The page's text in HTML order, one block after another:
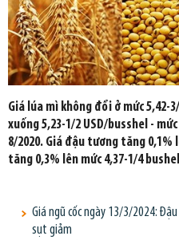
Giá lúa mì không đổi ở mức 5,42-
xuống 5,23-1/2 USD/busshel -
8/2020. Giá đậu tương tăng 0,1%
tăng 0,3% lên mức 4,37-1/4
Giá ngũ cốc ngày 13/3/2024:
sụt giảm